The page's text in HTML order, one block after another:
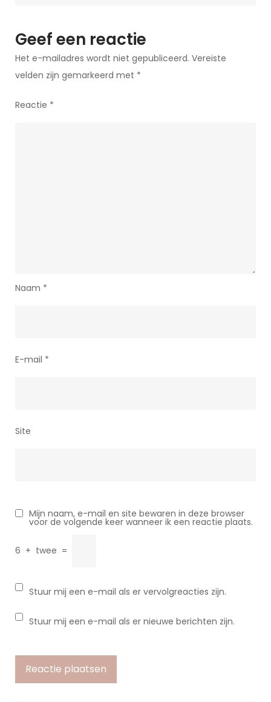
Geef een reactie
Het e-mailadres wordt niet gepubliceerd. Vereiste
velden zijn gemarkeerd met *
Reactie *
Naam *
E-mail *
Site
Mijn naam, e-mail en site bewaren in deze browser
voor de volgende keer wanneer ik een reactie plaats.
6 + twee =
Stuur mij een e-mail als er vervolgreacties zijn.
Stuur mij een e-mail als er nieuwe berichten zijn.